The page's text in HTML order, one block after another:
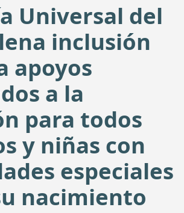
Universal del
inclusión
apoyos
a la
para todos
y niñas con
especiales
nacimiento